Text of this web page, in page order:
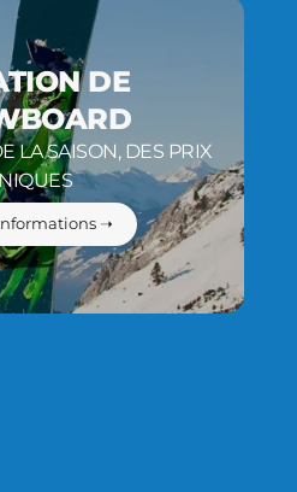
DE
LA SAISON, DES PRIX
➝